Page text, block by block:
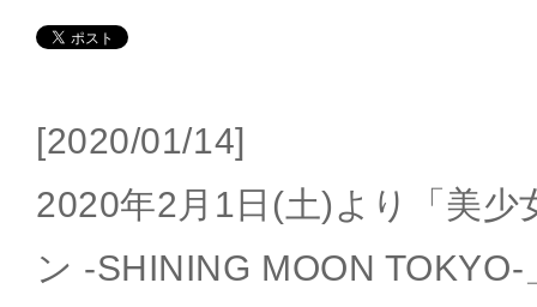
[2020/01/14]
2020年2月1日(土)より「美少
ン -SHINING MOON